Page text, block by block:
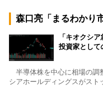
森口亮「まるわかり
「キオクシ
投資家とし
半導体株を中心に相場の調
シアホールディングスがス